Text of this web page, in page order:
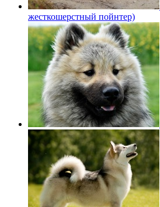
жесткошерстный пойнтер)